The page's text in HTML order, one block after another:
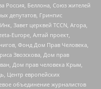
Россия, Беллона, Союз жителей
депутатов, Гринпис
Завет церквей TCCN, Агора,
Europe, Алтай проект,
Фонд Дом Прав Человека,
Звозскова, Дом прав
Дом прав человека Крым,
Центр европейских
объединение журналистов